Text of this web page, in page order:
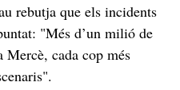
rebutja que els incidents
"Més d’un milió de
Mercè, cada cop més